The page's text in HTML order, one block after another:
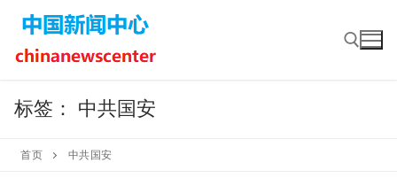
content
标签： 中共国安
首页 中共国安